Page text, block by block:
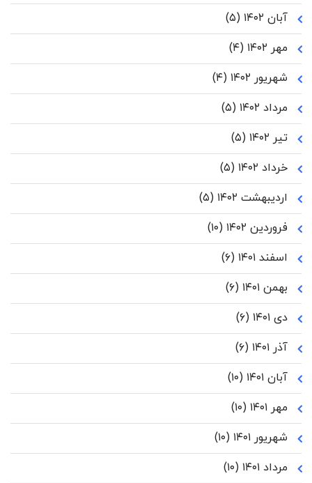
آبان ۱۴۰۲
(۵)
مهر ۱۴۰۲
(۴)
شهریور ۱۴۰۲
(۴)
مرداد ۱۴۰۲
(۵)
تیر ۱۴۰۲
(۵)
خرداد ۱۴۰۲
(۵)
اردیبهشت ۱۴۰۲
(۵)
فروردین ۱۴۰۲
(۱۰)
اسفند ۱۴۰۱
(۶)
بهمن ۱۴۰۱
(۶)
دی ۱۴۰۱
(۶)
آذر ۱۴۰۱
(۶)
آبان ۱۴۰۱
(۱۰)
مهر ۱۴۰۱
(۱۰)
شهریور ۱۴۰۱
(۱۰)
مرداد ۱۴۰۱
(۱۰)